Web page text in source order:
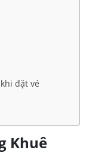
đặt vé
Khuê